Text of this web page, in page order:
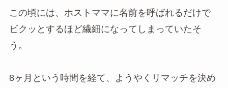
この頃には、ホストママに名前を呼ばれるだけで
ビクッとするほど繊細になってしまっていたそ
う。
8ヶ月という時間を経て、ようやくリマッチを決め